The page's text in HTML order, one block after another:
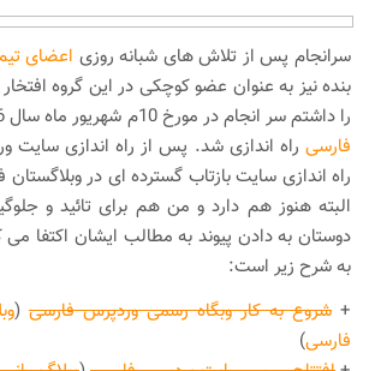
سرانجام پس از تلاش های شبانه روزی اعضای
بنده نیز به عنوان عضو کوچکی در این گروه
را داشتم سر انجام در مورخ 10م شهریور ماه سال 1386
فارسی راه اندازی شد. پس از راه اندازی سایت
راه اندازی سایت بازتاب گسترده ای در
البته هنوز هم دارد و من هم برای تائید و
دوستان به دادن پیوند به مطالب ایشان اکتفا می
به شرح زیر است:
+ شروع به کار وبگاه رسمی وردپرس فارسی (
فارسی)